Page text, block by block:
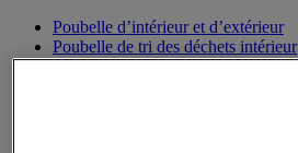
Poubelle d’intérieur et d’extérieur
Poubelle de tri des déchets intérieur
Cendrier-poubelle et cendrier